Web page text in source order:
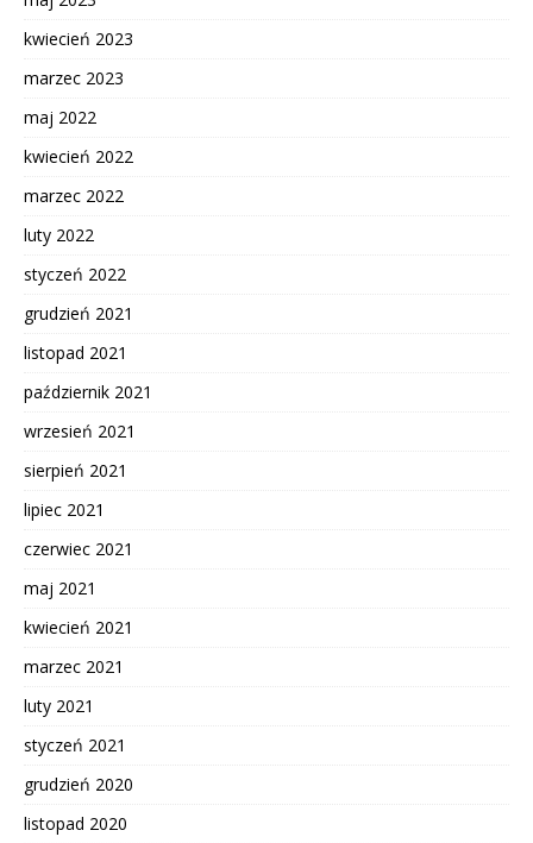
kwiecień 2023
marzec 2023
maj 2022
kwiecień 2022
marzec 2022
luty 2022
styczeń 2022
grudzień 2021
listopad 2021
październik 2021
wrzesień 2021
sierpień 2021
lipiec 2021
czerwiec 2021
maj 2021
kwiecień 2021
marzec 2021
luty 2021
styczeń 2021
grudzień 2020
listopad 2020